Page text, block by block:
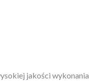
jakości wykonania,